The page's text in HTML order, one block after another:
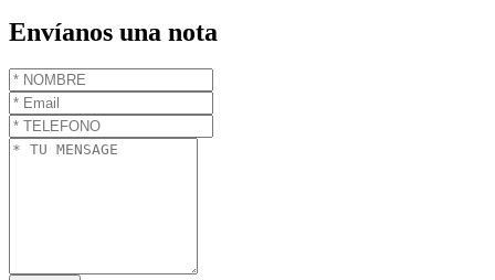
Envíanos una nota